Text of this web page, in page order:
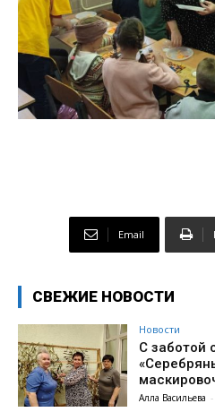
Email
СВЕЖИЕ НОВОСТИ
Новости
С заботой
Алла Васильева -